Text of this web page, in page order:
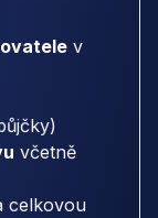
v
včetně
celkovou